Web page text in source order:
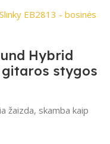
Hybrid
gitaros stygos
žaizda, skamba kaip